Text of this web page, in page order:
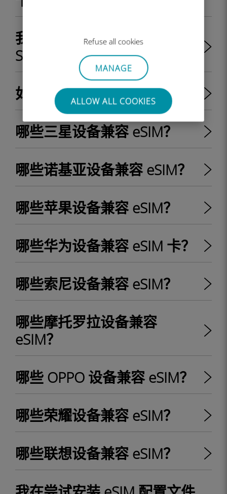
Refuse all cookies
MANAGE
ALLOW ALL COOKIES
我可以从 eSIM 卡切换到实体
SIM 卡吗？
如何保存数据
哪些三星设备兼容 eSIM？
哪些诺基亚设备兼容 eSIM？
哪些苹果设备兼容 eSIM？
哪些华为设备兼容 eSIM 卡？
哪些索尼设备兼容 eSIM？
哪些摩托罗拉设备兼容
eSIM？
哪些 OPPO 设备兼容 eSIM？
哪些荣耀设备兼容 eSIM？
哪些联想设备兼容 eSIM？